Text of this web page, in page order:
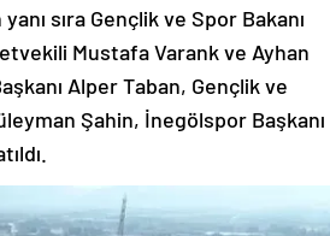
sıra Gençlik ve Spor Bakanı
Mustafa Varank ve Ayhan
Alper Taban, Gençlik ve
Şahin, İnegölspor Başkanı